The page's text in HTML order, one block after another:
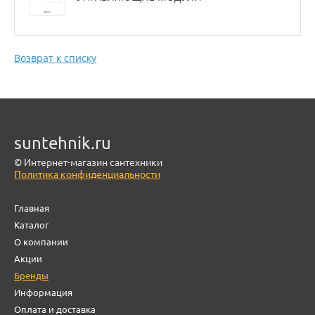
Возврат к списку
suntehnik.ru
© Интернет-магазин сантехники
Политика конфиденциальности
Главная
Каталог
О компании
Акции
Бренды
Информация
Оплата и доставка